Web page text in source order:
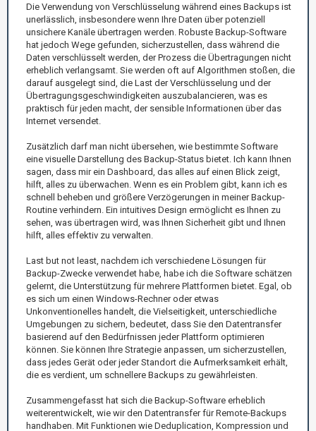
Die Verwendung von Verschlüsselung während eines Backups ist
unerlässlich, insbesondere wenn Ihre Daten über potenziell
unsichere Kanäle übertragen werden. Robuste Backup-Software
hat jedoch Wege gefunden, sicherzustellen, dass während die
Daten verschlüsselt werden, der Prozess die Übertragungen nicht
erheblich verlangsamt. Sie werden oft auf Algorithmen stoßen, die
darauf ausgelegt sind, die Last der Verschlüsselung und der
Übertragungsgeschwindigkeiten auszubalancieren, was es
praktisch für jeden macht, der sensible Informationen über das
Internet versendet.
Zusätzlich darf man nicht übersehen, wie bestimmte Software
eine visuelle Darstellung des Backup-Status bietet. Ich kann Ihnen
sagen, dass mir ein Dashboard, das alles auf einen Blick zeigt,
hilft, alles zu überwachen. Wenn es ein Problem gibt, kann ich es
schnell beheben und größere Verzögerungen in meiner Backup-
Routine verhindern. Ein intuitives Design ermöglicht es Ihnen zu
sehen, was übertragen wird, was Ihnen Sicherheit gibt und Ihnen
hilft, alles effektiv zu verwalten.
Last but not least, nachdem ich verschiedene Lösungen für
Backup-Zwecke verwendet habe, habe ich die Software schätzen
gelernt, die Unterstützung für mehrere Plattformen bietet. Egal, ob
es sich um einen Windows-Rechner oder etwas
Unkonventionelles handelt, die Vielseitigkeit, unterschiedliche
Umgebungen zu sichern, bedeutet, dass Sie den Datentransfer
basierend auf den Bedürfnissen jeder Plattform optimieren
können. Sie können Ihre Strategie anpassen, um sicherzustellen,
dass jedes Gerät oder jeder Standort die Aufmerksamkeit erhält,
die es verdient, um schnellere Backups zu gewährleisten.
Zusammengefasst hat sich die Backup-Software erheblich
weiterentwickelt, wie wir den Datentransfer für Remote-Backups
handhaben. Mit Funktionen wie Deduplication, Kompression und